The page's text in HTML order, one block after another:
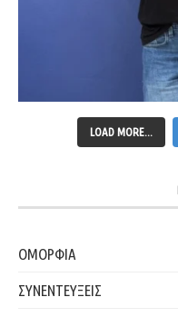
LOAD MORE...
ΟΜΟΡΦΙΑ
ΣΥΝΕΝΤΕΥΞΕΙΣ